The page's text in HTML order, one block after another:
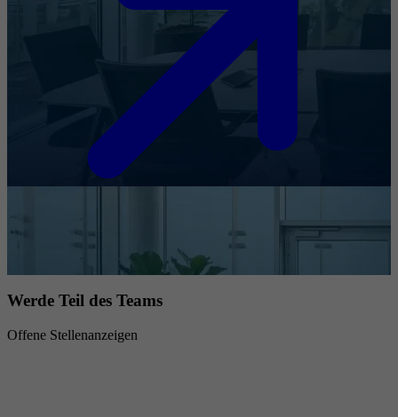
Werde Teil des Teams
Offene Stellenanzeigen